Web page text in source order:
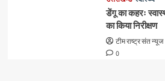
डेंगू का कहरः
का किया निरीक्षण
टीम राष्ट्र संत न्यूज
0